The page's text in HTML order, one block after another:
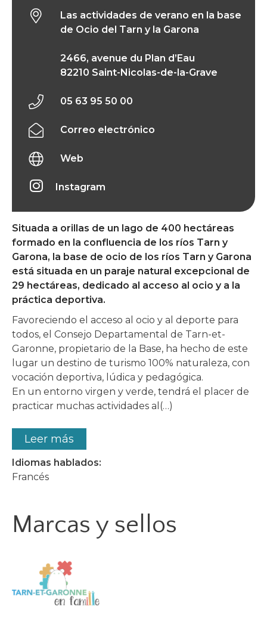
Situada a orillas de un lago de 400 hectáreas
formado en la confluencia de los ríos Tarn y
Garona, la base de ocio de los ríos Tarn y Garona
está situada en un paraje natural excepcional de
29 hectáreas, dedicado al acceso al ocio y a la
práctica deportiva.
Favoreciendo el acceso al ocio y al deporte para
todos, el Consejo Departamental de Tarn-et-
Garonne, propietario de la Base, ha hecho de este
lugar un destino de turismo 100% naturaleza, con
vocación deportiva, lúdica y pedagógica.
En un entorno virgen y verde, tendrá el placer de
practicar muchas actividades al(…)
Leer más
Idiomas hablados:
Francés
Marcas y sellos
Las actividades de verano en la base
de Ocio del Tarn y la Garona
2466, avenue du Plan d’Eau
82210 Saint-Nicolas-de-la-Grave
05 63 95 50 00
Correo electrónico
Web
Instagram